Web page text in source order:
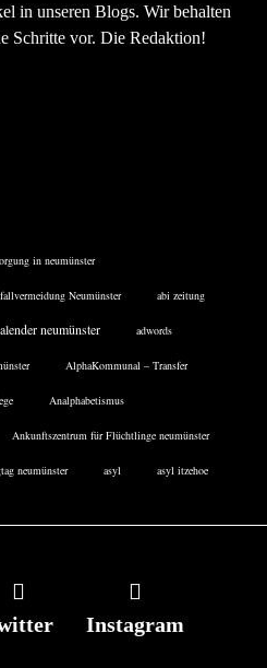
in unseren Blogs. Wir behalten
Schritte vor. Die Redaktion!
in neumünster
Neumünster abi zeitung
neumünster adwords
AlphaKommunal – Transfer
Analphabetismus
Ankunftszentrum für Flüchtlinge neumünster
neumünster asyl asyl itzehoe
Instagram